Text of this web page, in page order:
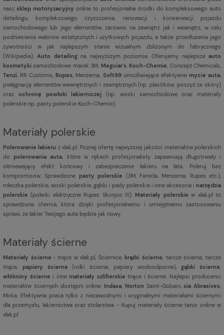
naszsklep motoryzacyjny online to profesjonalne środki do kompleksowego auto
detailingu, kompleksowego czyszczenia, renowacji i konserwacji pojazdu
samochodowego lub jego elementów, zarówno na zewnątrz jak i wewnątrz, w celu
podniesienia walorów estetycznych i użytkowych pojazdu, a także przedłużenia jego
żywotności w jak najlepszym stanie wizualnym zbliżonym do fabrycznego
(Wikipedia). Auto detailingna najwyższym poziomie. Oferujemy najlepszeauto
kosmetykisamochodowe marek 3M, Meguiar's Koch-Chemie , Concept Chemicals,
Tenzi , RR Customs, Rupes , Menzerna, Soft99umożliwiające efektywne mycie auta
pielęgnację elementów wewnętrznych i zewnętrznych (np. plastików, poszyć ze skóry)
oraz ochronę powłoki lakierniczej (np. woski samochodowe oraz materiały
polerskie np. pasty polerskie Koch-Chemie).
Materiały polerskie
Polerowanie lakieru z xlak.pl. Poznaj ofertę najwyższej jakości materiałów polerskich
dopolerowania auta , które w rękach profesjonalisty zapewniają długotrwały i
olśniewający efekt końcowy i zabezpieczenie lakieru na lata. Poleruj bez
kompromisów. Sprawdzone pasty polerskie (3M, Farecla, Menzerna, Rupes etc.),
mleczka polerskie, woski polerskie, gąbki i pady polerskie i inne akcesoria i narzędzia
polerskie (polerki elektryczne Rupes Skorpio III). Materiały polerskie w xlak.pl to
sprawdzona chemia, która dzięki profesjonalnemu i umiejętnemu zastosowaniu
sprawi, że lakier Twojego auta będzie jak nowy.
Materiały ścierne
Materiały ścierne i tnące w xlak.pl, Ściernice,krążki ścierne , tarcze ścierne, tarcze
tnące, papiery ścierne (rolki ścierne, papiery wodoodporne),gąbki ścierne
włókniny ścierne i inne materiały szlifierskie tnące i ścierne. Najlepsi producenci
materiałów ściernych dostępni online: Indasa Norton Saint-Gobain,sia Abrasives
Mirka. Efektywna praca tylko z niezawodnymi i oryginalnymi materiałami ściernymi
dla przemysłu, lakiernictwa oraz stolarstwa - Kupuj materiały ścierne tanio online w
xlak.pl